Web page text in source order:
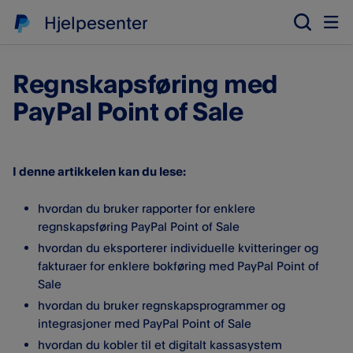
Hjelpesenter
Regnskapsføring med
PayPal Point of Sale
I denne artikkelen kan du lese:
hvordan du bruker rapporter for enklere
regnskapsføring PayPal Point of Sale
hvordan du eksporterer individuelle kvitteringer og
fakturaer for enklere bokføring med PayPal Point of
Sale
hvordan du bruker regnskapsprogrammer og
integrasjoner med PayPal Point of Sale
hvordan du kobler til et digitalt kassasystem